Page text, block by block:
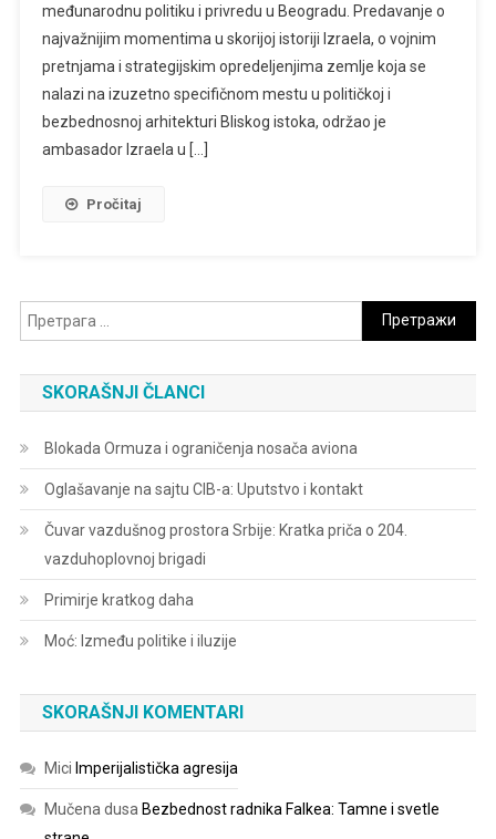
Diplomatija
I
Nacionalna
Bezbednost
međunarodnu politiku i privredu u Beogradu. Predavanje o
najvažnijim momentima u skorijoj istoriji Izraela, o vojnim
pretnjama i strategijskim opredeljenjima zemlje koja se
nalazi na izuzetno specifičnom mestu u političkoj i
bezbednosnoj arhitekturi Bliskog istoka, održao je
ambasador Izraela u […]
Pročitaj
Претрага
за:
SKORAŠNJI ČLANCI
Blokada Ormuza i ograničenja nosača aviona
Oglašavanje na sajtu CIB-a: Uputstvo i kontakt
Čuvar vazdušnog prostora Srbije: Kratka priča o 204.
vazduhoplovnoj brigadi
Primirje kratkog daha
Moć: Između politike i iluzije
SKORAŠNJI KOMENTARI
Mici Imperijalistička agresija
Mučena dusa Bezbednost radnika Falkea: Tamne i svetle